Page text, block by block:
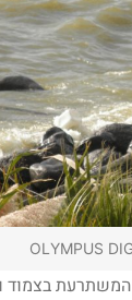
OLYMPUS
המשתרעת בצמוד